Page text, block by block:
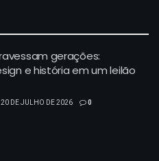
gerações:
e história em um leilão
20 DE JULHO DE 2026 0